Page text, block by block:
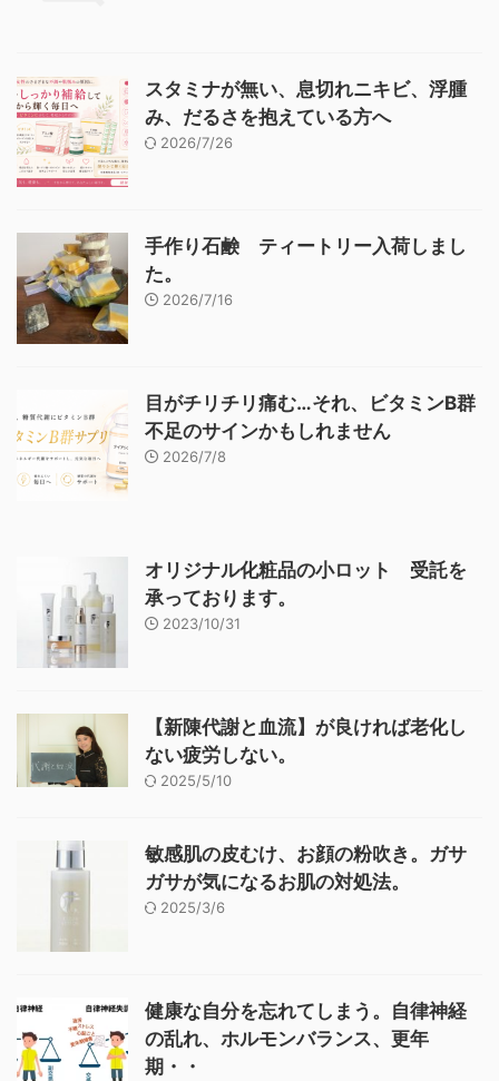
スタミナが無い、息切れニキビ、浮腫
み、だるさを抱えている方へ
2026/7/26
手作り石鹸 ティートリー入荷しまし
た。
2026/7/16
目がチリチリ痛む…それ、ビタミンB群
不足のサインかもしれません
2026/7/8
オリジナル化粧品の小ロット 受託を
承っております。
2023/10/31
【新陳代謝と血流】が良ければ老化し
ない疲労しない。
2025/5/10
敏感肌の皮むけ、お顔の粉吹き。ガサ
ガサが気になるお肌の対処法。
2025/3/6
健康な自分を忘れてしまう。自律神経
の乱れ、ホルモンバランス、更年
期・・